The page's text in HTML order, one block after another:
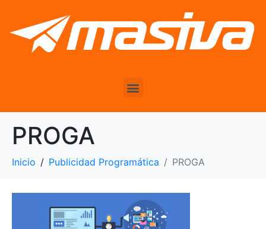
PROGA
Inicio Publicidad Programática PROGA